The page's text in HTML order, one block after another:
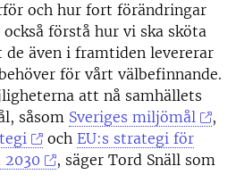
och hur fort förändringar
förstå hur vi ska sköta
de även i framtiden levererar
för vårt välbefinnande.
att nå samhällets
såsom Sveriges miljömål
,
ochEU:s strategi för
, säger Tord Snäll som